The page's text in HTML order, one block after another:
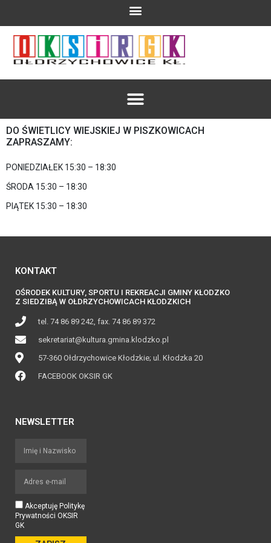
DO ŚWIETLICY WIEJSKIEJ W PISZKOWICACH
ZAPRASZAMY:
PONIEDZIAŁEK 15:30 – 18:30
ŚRODA 15:30 – 18:30
PIĄTEK 15:30 – 18:30
KONTAKT
OŚRODEK KULTURY, SPORTU I REKREACJI GMINY KŁODZKO
Z SIEDZIBĄ W OŁDRZYCHOWICACH KŁODZKICH
tel. 74 86 89 242, fax. 74 86 89 372
sekretariat@kultura.gmina.klodzko.pl
57-360 Ołdrzychowice Kłodzkie; ul. Kłodzka 20
FACEBOOK OKSIR GK
NEWSLETTER
Akceptuję Politykę
Prywatności OKSIR
GK